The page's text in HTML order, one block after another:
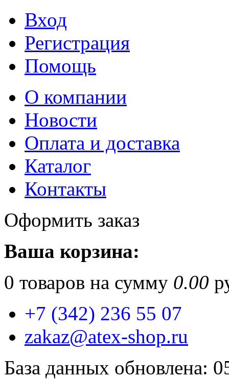
Вход
Регистрация
Помощь
О компании
Новости
Оплата и доставка
Каталог
Контакты
Оформить заказ
Ваша корзина:
0 товаров на сумму 0.00
+7 (342) 236 55 07
zakaz@atex-shop.ru
База данных обновлена: